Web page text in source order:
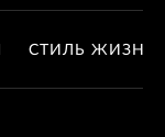
СТИЛЬ ЖИЗНИ